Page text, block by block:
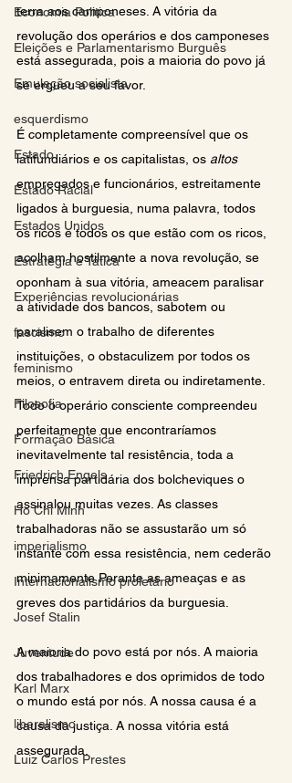
Economia Politica
Eleições e Parlamentarismo Burguês
Emulação socialista
esquerdismo
Estado
Estado Racial
Estados Unidos
Estratégia e Tática
Experiências revolucionárias
fascismo
feminismo
Filosofia
Formação Básica
Friedrich Engels
Ho Chi Minh
imperialismo
Internacionalismo proletário
Josef Stalin
Juventude
Karl Marx
liberalismo
Luiz Carlos Prestes
terra aos camponeses. A vitória da
revolução dos operários e dos camponeses
está assegurada, pois a maioria do povo já
se ergueu a seu favor.
É completamente compreensível que os
latifundiários e os capitalistas, os altos
empregados e funcionários, estreitamente
ligados à burguesia, numa palavra, todos
os ricos e todos os que estão com os ricos,
acolham hostilmente a nova revolução, se
oponham à sua vitória, ameacem paralisar
a atividade dos bancos, sabotem ou
paralisem o trabalho de diferentes
instituições, o obstaculizem por todos os
meios, o entravem direta ou indiretamente.
Todo o operário consciente compreendeu
perfeitamente que encontraríamos
inevitavelmente tal resistência, toda a
imprensa partidária dos bolcheviques o
assinalou muitas vezes. As classes
trabalhadoras não se assustarão um só
instante com essa resistência, nem cederão
minimamente Perante as ameaças e as
greves dos partidários da burguesia.
A maioria do povo está por nós. A maioria
dos trabalhadores e dos oprimidos de todo
o mundo está por nós. A nossa causa é a
causa da justiça. A nossa vitória está
assegurada.